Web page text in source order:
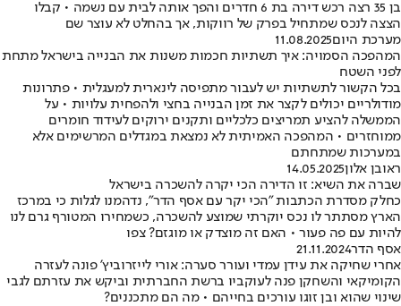
בן 35 רצה רכש דירה בת 6 חדרים והפך אותה לבית עם נשמה • קבלו
הצצה לנכס שמתחיל בפרק של רווקות, אך בהחלט לא עוצר שם
מערכת היום11.08.2025
המהפכה הסמויה: איך תשתיות חכמות משנות את הבנייה בישראל מתחת
לפני השטח
בכל הקשור לתשתיות יש לעבור מתפיסה לינארית למעגלית • פתרונות
מודולריים יכולים לקצר את זמן הבנייה בחצי ולהפחית עלויות • על
הממשלה להציע תמריצים כלכליים ותקנים ירוקים לעידוד חומרים
ממוחזרים • המהפכה האמיתית לא נמצאת במגדלים המרשימים אלא
במערכות שמתחתם
ראובן אלון14.05.2025
שברה את השיא: זו הדירה הכי יקרה להשכרה בישראל
כחלק מסדרת הכתבות "הכי יקר עם אסף הדר", נדהמנו לגלות כי במרכז
הארץ מסתתר לו נכס יוקרתי שמוצע להשכרה, כשמחירו המטורף גרם לנו
להיות עם פה פעור • האם זה מוצדק או מוגזם? צפו
אסף הדר21.11.2024
אחרי שחיקה את עידן עמדי ועורר סערה: אורי לייזרוביץ' פונה לעזרה
הקומיקאי והשחקן פנה לעוקביו ברשת החברתית וביקש את עזרתם לגבי
שינוי שהוא ובן זוגו עורכים בחייהם • מה הם מתכננים?